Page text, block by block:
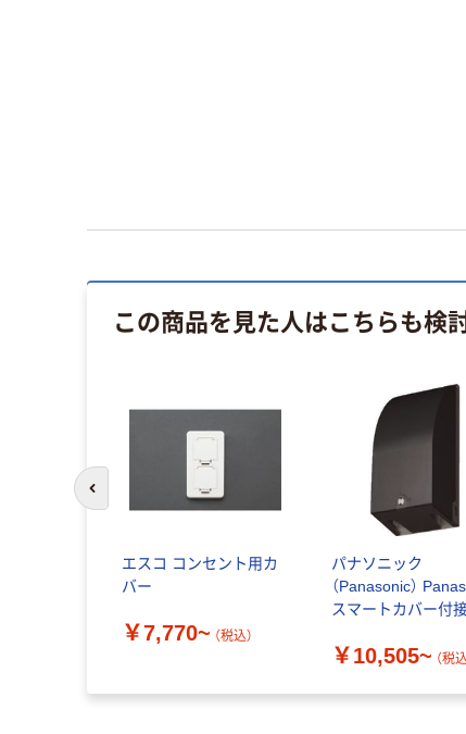
この商品を見た人はこちらも検
エスコ コンセント用カ
バー
￥7,770~ （税込）
パナソニック
（Panasonic）
スマートカバー付接
￥10,505~ （税込
前のスライドへ